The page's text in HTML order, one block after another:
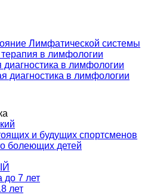
Лимфатической системы
в лимфологии
в лимфологии
диагностика в лимфологии
и будущих спортсменов
болеющих детей
до 7 лет
лет